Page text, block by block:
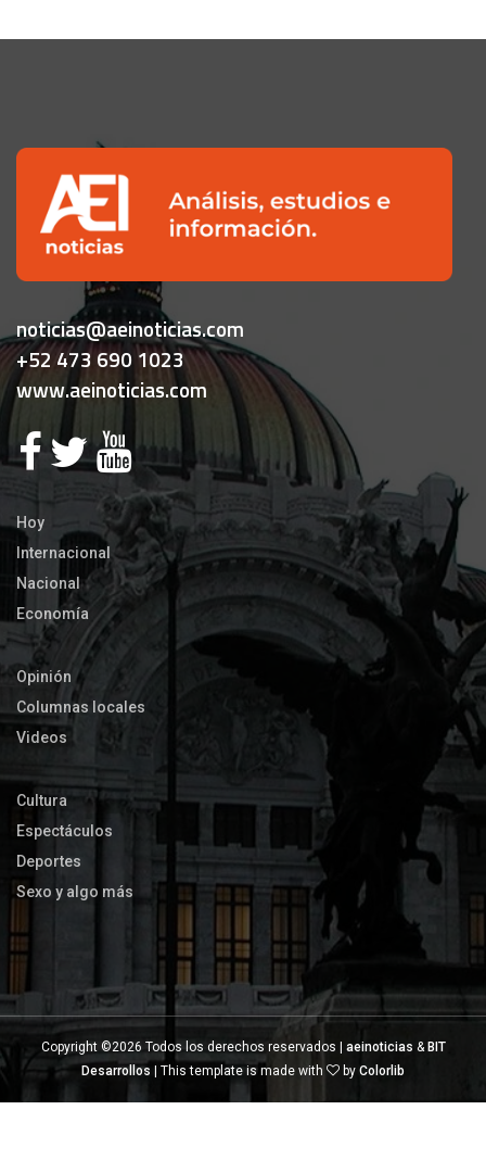
noticias@aeinoticias.com
+52 473 690 1023
www.aeinoticias.com
Hoy
Internacional
Nacional
Economía
Opinión
Columnas locales
Videos
Cultura
Espectáculos
Deportes
Sexo y algo más
Copyright ©2026 Todos los derechos reservados | aeinoticias & BIT
Desarrollos | This template is made with by Colorlib